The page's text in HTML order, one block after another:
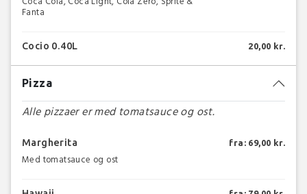
Fanta
Cocio 0.40L 20,00 kr.
Pizza
Alle pizzaer er med tomatsauce og ost.
Margherita
Med tomatsauce og ost
fra: 69,00 kr.